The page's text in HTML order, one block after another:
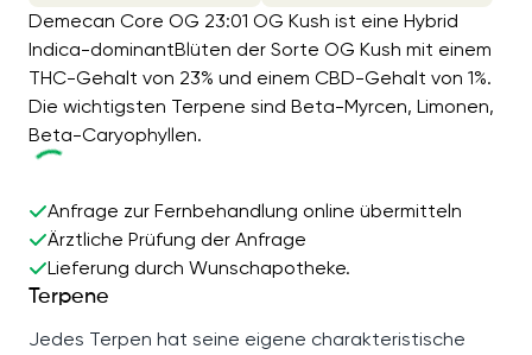
Demecan Core OG 23:01 OG Kush ist eine Hybrid
Indica-dominantBlüten der Sorte OG Kush mit einem
THC-Gehalt von 23% und einem CBD-Gehalt von 1%.
Die wichtigsten Terpene sind Beta-Myrcen, Limonen,
Beta-Caryophyllen.
Anfrage zur Fernbehandlung online übermitteln
Ärztliche Prüfung der Anfrage
Lieferung durch Wunschapotheke.
Terpene
Jedes Terpen hat seine eigene charakteristische